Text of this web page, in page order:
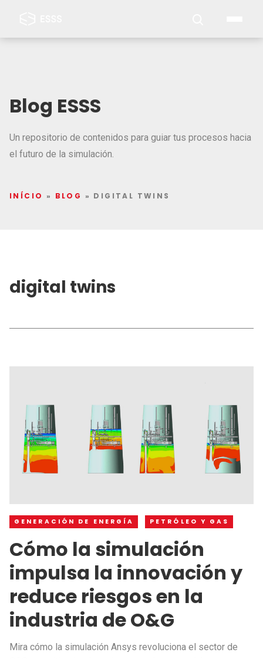
Blog ESSS
Un repositorio de contenidos para guiar tus procesos hacia
el futuro de la simulación.
INÍCIO » BLOG » DIGITAL TWINS
digital twins
GENERACIÓN DE ENERGÍA PETRÓLEO Y GAS
Cómo la simulación
impulsa la innovación y
reduce riesgos en la
industria de O&G
Mira cómo la simulación Ansys revoluciona el sector de